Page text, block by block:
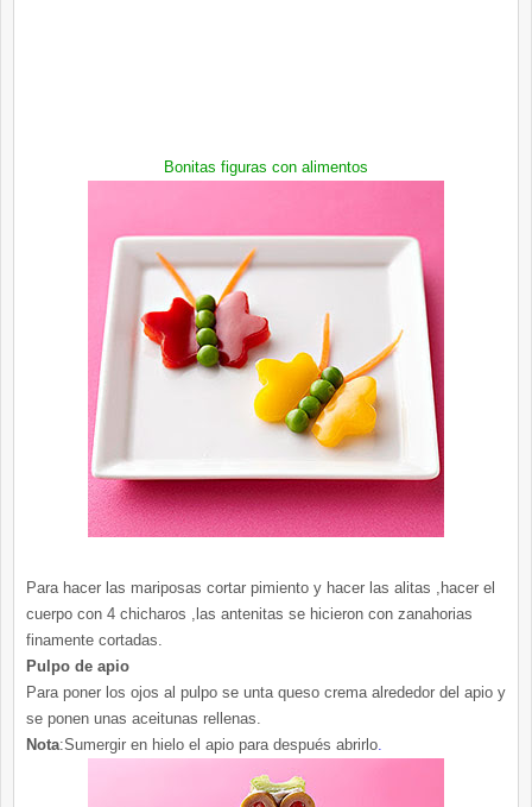
Bonitas figuras con alimentos
Para hacer las mariposas cortar pimiento y hacer las alitas ,hacer el
cuerpo con 4 chicharos ,las antenitas se hicieron con zanahorias
finamente cortadas.
Pulpo de apio
Para poner los ojos al pulpo se unta queso crema alrededor del apio y
se ponen unas aceitunas rellenas.
Nota:Sumergir en hielo el apio para después abrirlo